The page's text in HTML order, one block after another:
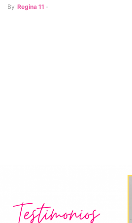
By Regina 11 -